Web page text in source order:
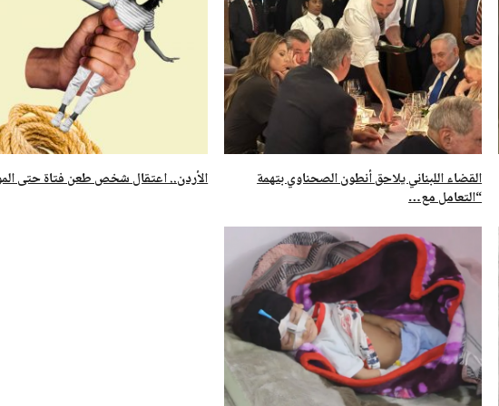
القضاء اللبناني يلاحق أنطون الصحناوي بتهمة
“التعامل مع…
الأردن.. اعتقال شخص طعن فتاة حتى